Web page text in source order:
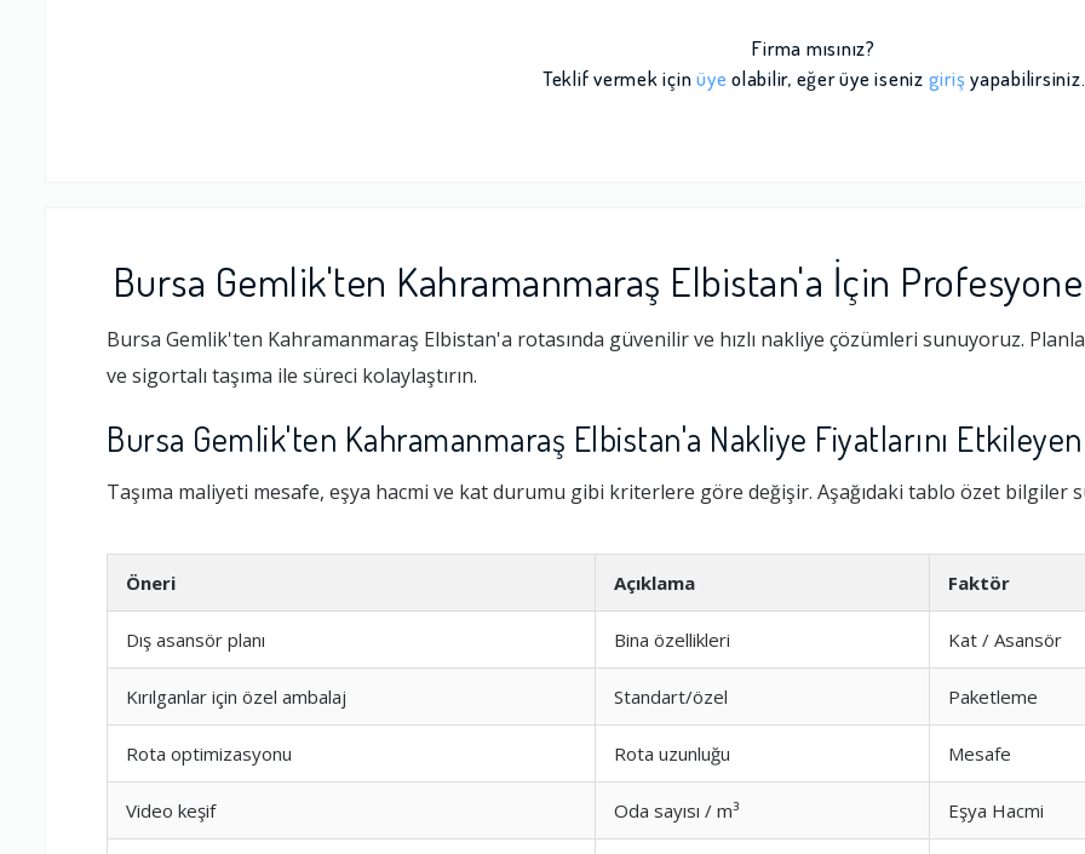
Firma mısınız?
Teklif vermek içinüye olabilir, eğer üye iseniz giriş yapabilirsiniz.
Bursa Gemlik'ten Kahramanmaraş Elbistan'a İçin
Bursa Gemlik'ten Kahramanmaraş Elbistan'a rotasında güvenilir ve hızlı nakliye çözümleri sunuyoruz.
ve sigortalı taşıma ile süreci kolaylaştırın.
Bursa Gemlik'ten Kahramanmaraş Elbistan'a Nakliye Fiyatlarını
Taşıma maliyeti mesafe, eşya hacmi ve kat durumu gibi kriterlere göre değişir. Aşağıdaki tablo özet bilgiler
Öneri Açıklama Faktör
Dış asansör planı Bina özellikleri Kat / Asansör
Kırılganlar için özel ambalaj Standart/özel Paketleme
Rota optimizasyonu Rota uzunluğu Mesafe
Video keşif Oda sayısı / m³ Eşya Hacmi